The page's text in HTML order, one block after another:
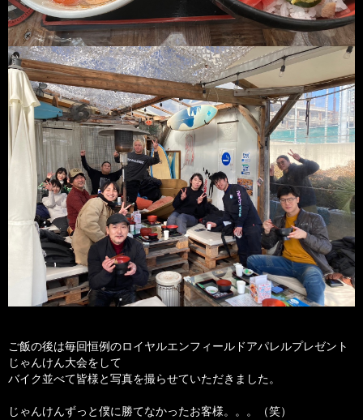
ご飯の後は毎回恒例のロイヤルエンフィールドアパレルプレゼント
じゃんけん大会をして
バイク並べて皆様と写真を撮らせていただきました。
じゃんけんずっと僕に勝てなかったお客様。。。（笑）